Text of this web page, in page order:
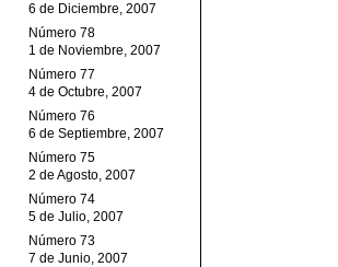
6 de Diciembre, 2007
Número 78
1 de Noviembre, 2007
Número 77
4 de Octubre, 2007
Número 76
6 de Septiembre, 2007
Número 75
2 de Agosto, 2007
Número 74
5 de Julio, 2007
Número 73
7 de Junio, 2007